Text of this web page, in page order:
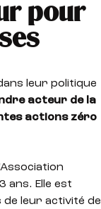
pour
leur politique
acteur de la
actions zéro
ans. Elle est
leur activité de